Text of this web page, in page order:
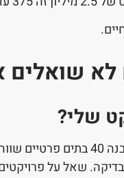
שואלים
שלי?
לא בהכרח. קבלן קטן שעושה את
שאל על